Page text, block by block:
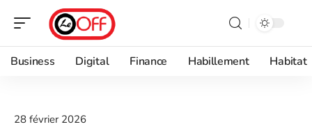
Business Digital Finance Habillement Habitat
28 février 2026